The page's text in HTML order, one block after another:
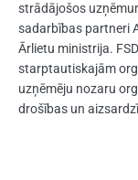
strādājošos
sadarbības partneri
Ārlietu ministrija.
starptautiskajām
uzņēmēju nozaru
drošības un